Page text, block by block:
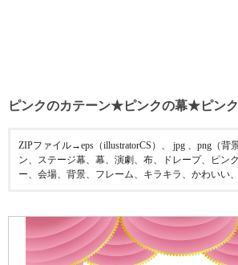
ピンクのカテーン★ピンクの幕★ピン
ZIPファイル→eps（illustratorCS）、 jpg 、png（背
ン、ステージ幕、幕、演劇、布、ドレープ、ピン
ー、会場、背景、フレーム、キラキラ、かわいい